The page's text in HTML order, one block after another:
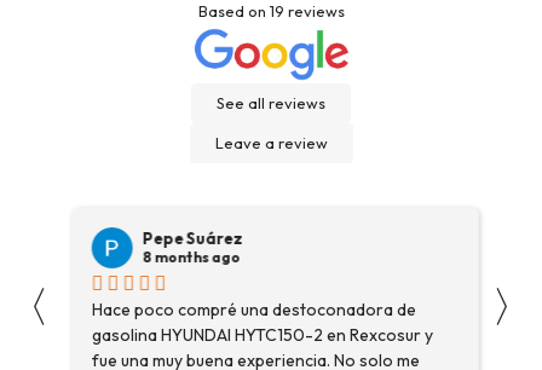
Based on 19 reviews
See all reviews
Leave a review
〈
Pepe Suárez
8 months ago
Hace poco compré una destoconadora de
gasolina HYUNDAI HYTC150-2 en Rexcosur y
fue una muy buena experiencia. No solo me
〉